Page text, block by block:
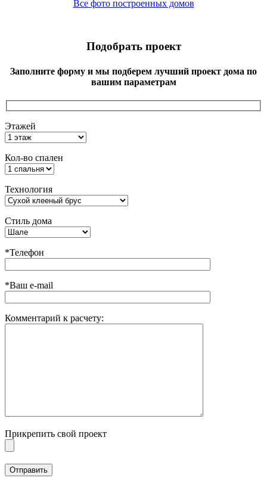
Все фото построенных домов
Подобрать проект
Заполните форму и мы подберем лучший проект дома по
вашим параметрам
Этажей
Кол-во спален
Технология
Стиль дома
*Телефон
*Ваш e-mail
Комментарий к расчету:
Прикрепить свой проект